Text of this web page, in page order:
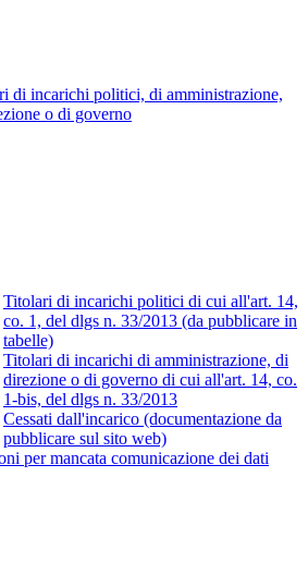
di incarichi politici, di amministrazione,
o di governo
Titolari di incarichi politici di cui all'art. 14,
co. 1, del dlgs n. 33/2013 (da pubblicare in
tabelle)
Titolari di incarichi di amministrazione, di
direzione o di governo di cui all'art. 14, co.
1-bis, del dlgs n. 33/2013
Cessati dall'incarico (documentazione da
pubblicare sul sito web)
per mancata comunicazione dei dati